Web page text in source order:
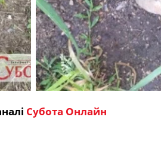
Субота Онлайн